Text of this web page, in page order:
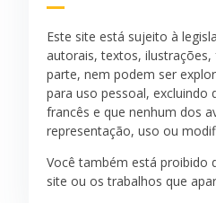
Este site está sujeito à
autorais, textos,
parte, nem podem ser
para uso pessoal,
francês e que nenhum dos
representação, uso ou
Você também está proibido
site ou os trabalhos que